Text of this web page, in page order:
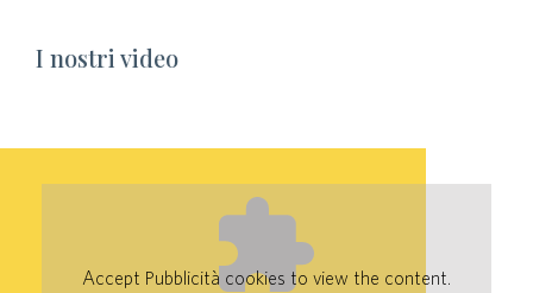
I nostri video
Accept Pubblicità cookies to view the content.